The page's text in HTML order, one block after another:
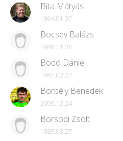
Bita Mátyás
1994.01.07
Bocsev Balázs
1988.11.05
Bodó Dániel
1987.02.27
Borbély Benedek
2000.12.24
Borsodi Zsolt
1989.03.27